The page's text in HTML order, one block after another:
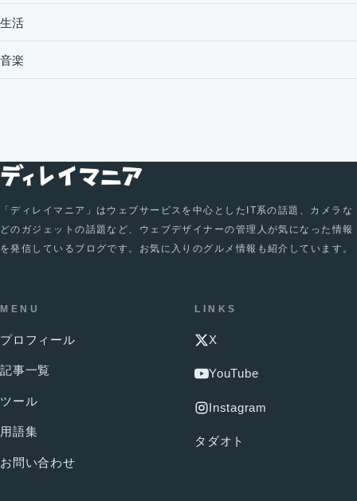
生活
音楽
「ディレイマニア」はウェブサービスを中心としたIT系の話題、カメラな
どのガジェットの話題など、ウェブデザイナーの管理人が気になった情報
を発信しているブログです。お気に入りのグルメ情報も紹介しています。
MENU
プロフィール
記事一覧
ツール
用語集
お問い合わせ
LINKS
X
YouTube
Instagram
タダオト